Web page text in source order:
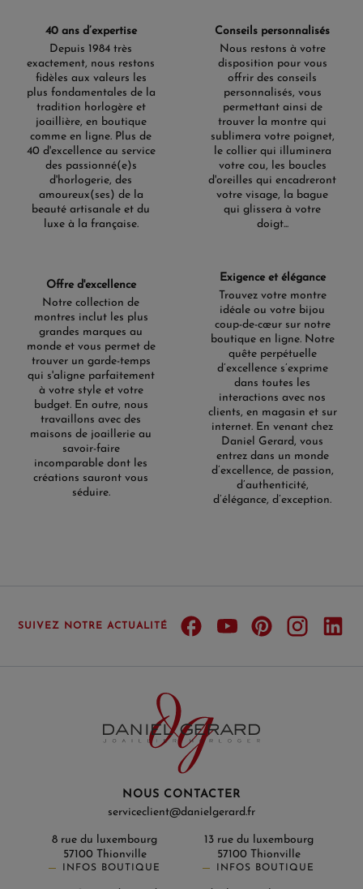
40 ans d’expertise
Depuis 1984 très
exactement, nous restons
fidèles aux valeurs les
plus fondamentales de la
tradition horlogère et
joaillière, en boutique
comme en ligne. Plus de
40 d'excellence au service
des passionné(e)s
d'horlogerie, des
amoureux(ses) de la
beauté artisanale et du
luxe à la française.
Conseils personnalisés
Nous restons à votre
disposition pour vous
offrir des conseils
personnalisés, vous
permettant ainsi de
trouver la montre qui
sublimera votre poignet,
le collier qui illuminera
votre cou, les boucles
d'oreilles qui encadreront
votre visage, la bague
qui glissera à votre
doigt...
Offre d'excellence
Notre collection de
montres inclut les plus
grandes marques au
monde et vous permet de
trouver un garde-temps
qui s'aligne parfaitement
à votre style et votre
budget. En outre, nous
travaillons avec des
maisons de joaillerie au
savoir-faire
incomparable dont les
créations sauront vous
séduire.
Exigence et élégance
Trouvez votre montre
idéale ou votre bijou
coup-de-cœur sur notre
boutique en ligne. Notre
quête perpétuelle
d’excellence s’exprime
dans toutes les
interactions avec nos
clients, en magasin et sur
internet. En venant chez
Daniel Gerard, vous
entrez dans un monde
d’excellence, de passion,
d’authenticité,
d’élégance, d’exception.
SUIVEZ NOTRE ACTUALITÉ
NOUS CONTACTER
serviceclient@danielgerard.fr
8 rue du luxembourg
57100 Thionville
INFOS BOUTIQUE
13 rue du luxembourg
57100 Thionville
INFOS BOUTIQUE